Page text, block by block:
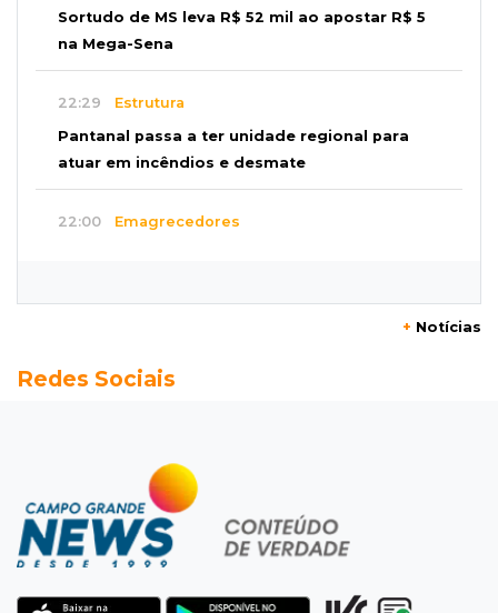
Sortudo de MS leva R$ 52 mil ao apostar R$ 5
na Mega-Sena
22:29 Estrutura
Pantanal passa a ter unidade regional para
atuar em incêndios e desmate
22:00 Emagrecedores
Granizo danifica telhados e plantações
Agregado
Inter perde para o Corinthians mas avança às
quartas da Copa do Brasil
+ Notícias
Redes Sociais